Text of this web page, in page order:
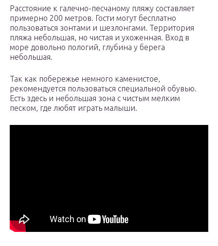
Расстояние к галечно-песчаному пляжу составляет
примерно 200 метров. Гости могут бесплатно
пользоваться зонтами и шезлонгами. Территория
пляжа небольшая, но чистая и ухоженная. Вход в
море довольно пологий, глубина у берега
небольшая.
Так как побережье немного каменистое,
рекомендуется пользоваться специальной обувью.
Есть здесь и небольшая зона с чистым мелким
песком, где любят играть малыши.